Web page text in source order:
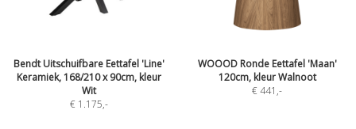
Bendt Uitschuifbare Eettafel 'Line'
Keramiek, 168/210 x 90cm, kleur
Wit
€ 1.175,-
WOOOD Ronde Eettafel 'Maan'
120cm, kleur Walnoot
€ 441 ,-